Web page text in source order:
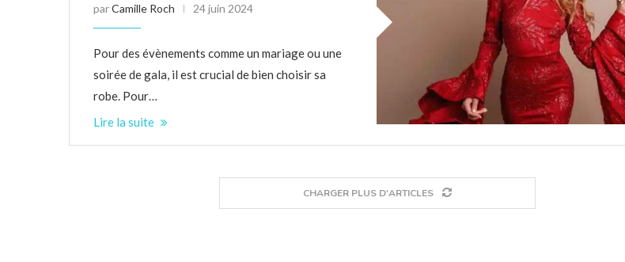
parCamille Roch 24 juin 2024
Pour des évènements comme un mariage ou une
soirée de gala, il est crucial de bien choisir sa
robe. Pour…
Lire la suite
CHARGER PLUS D'ARTICLES